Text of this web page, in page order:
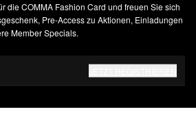
die COMMA Fashion Card und freuen Sie sich
Pre-Access zu Aktionen, Einladungen
Member Specials.